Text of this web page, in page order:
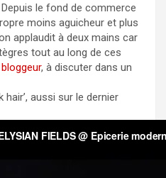
le fond de commerce
moins aguicheur et plus
applaudit à deux mains car
tout au long de ces
bloggeur, à discuter dans un
hair’, aussi sur le dernier